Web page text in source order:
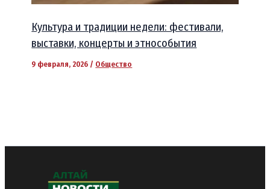
Культура и традиции недели: фестивали,
выставки, концерты и этнособытия
9 февраля, 2026 / Общество